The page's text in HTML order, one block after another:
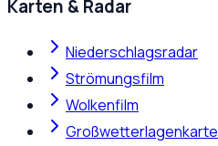
Karten & Radar
Niederschlagsradar
Strömungsfilm
Wolkenfilm
Großwetterlagenkarte